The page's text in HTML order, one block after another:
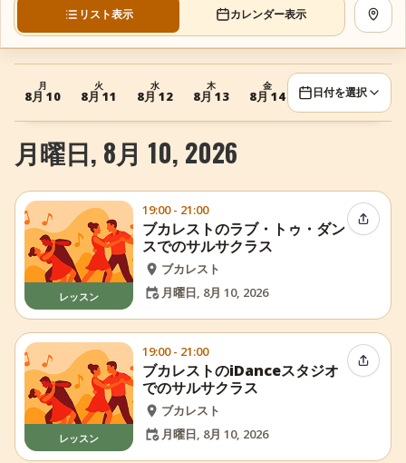
サルサ用語集
TuneTempo
+ イベントを追加
リスト表示 カレンダー表示 地図
月
8月 10
火
8月 11
水
8月 12
木
8月 13
金
8月 14
月
8月 17 8月 18
日付を選択
月曜日, 8月 10, 2026
レッスン
19:00 - 21:00
ブカレストのラブ・トゥ・ダン
スでのサルサクラス
ブカレスト
月曜日, 8月 10, 2026
イベン
レッスン
19:00 - 21:00
ブカレストのiDanceスタジオ
でのサルサクラス
ブカレスト
月曜日, 8月 10, 2026
イベン